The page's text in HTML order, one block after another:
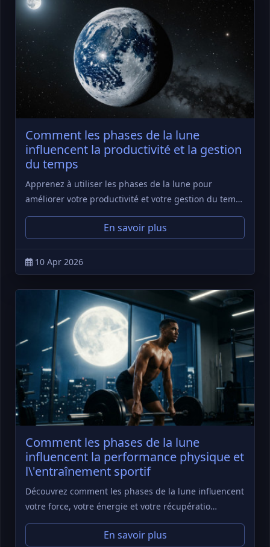
Comment les phases de la lune
influencent la productivité et la gestion
du temps
Apprenez à utiliser les phases de la lune pour
améliorer votre productivité et votre gestion du tem…
En savoir plus
10 Apr 2026
Comment les phases de la lune
influencent la performance physique et
l\'entraînement sportif
Découvrez comment les phases de la lune influencent
votre force, votre énergie et votre récupératio…
En savoir plus